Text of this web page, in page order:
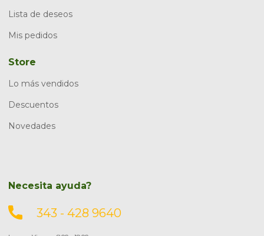
Lista de deseos
Mis pedidos
Store
Lo más vendidos
Descuentos
Novedades
Necesita ayuda?
343 - 428 9640